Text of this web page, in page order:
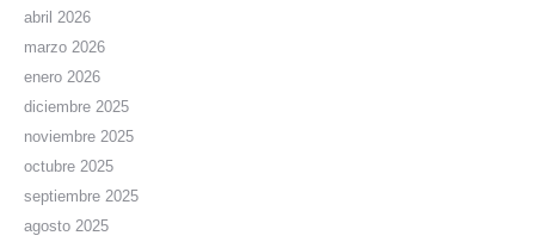
abril 2026
marzo 2026
enero 2026
diciembre 2025
noviembre 2025
octubre 2025
septiembre 2025
agosto 2025